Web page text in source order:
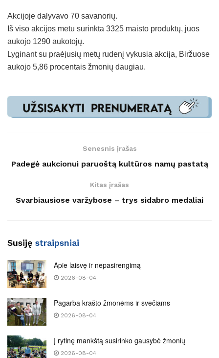
Akcijoje dalyvavo 70 savanorių.
Iš viso akcijos metu surinkta 3325 maisto produktų, juos
aukojo 1290 aukotojų.
Lyginant su praėjusių metų rudenį vykusia akcija, Biržuose
aukojo 5,86 procentais žmonių daugiau.
Senesnis įrašas
Padegė aukcionui paruoštą kultūros namų pastatą
Kitas įrašas
Svarbiausiose varžybose – trys sidabro medaliai
Susiję straipsniai
Apie laisvę ir nepasirengimą
2026-08-04
Pagarba krašto žmonėms ir svečiams
2026-08-04
Į rytinę mankštą susirinko gausybė žmonių
2026-08-04